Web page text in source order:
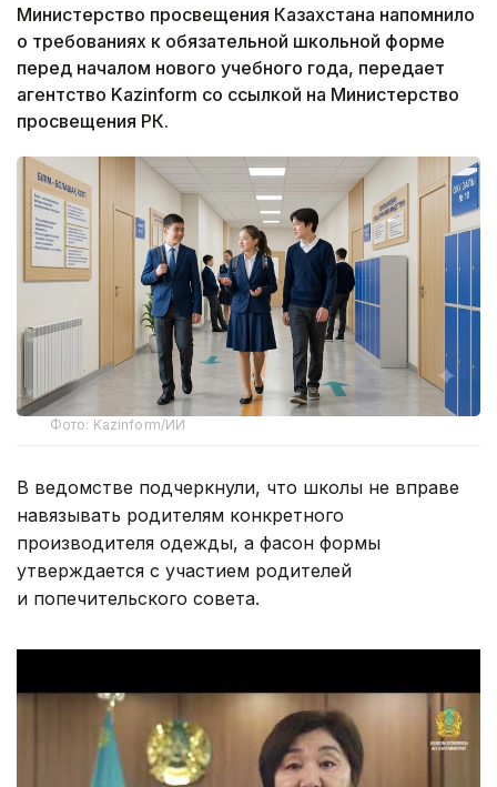
Министерство просвещения Казахстана напомнило
о требованиях к обязательной школьной форме
перед началом нового учебного года, передает
агентство Kazinform со ссылкой на Министерство
просвещения РК.
Фото: Kazinform/ИИ
В ведомстве подчеркнули, что школы не вправе
навязывать родителям конкретного
производителя одежды, а фасон формы
утверждается с участием родителей
и попечительского совета.